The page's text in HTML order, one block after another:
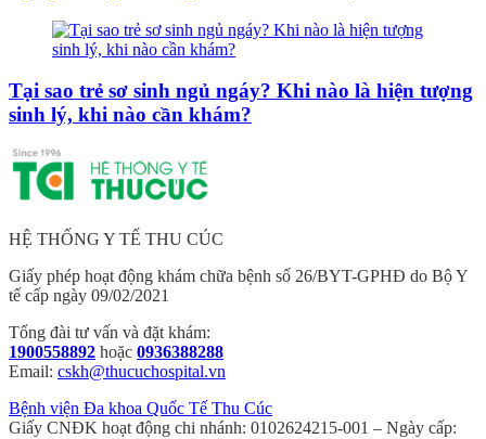
Tại sao trẻ sơ sinh ngủ ngáy? Khi nào là hiện tượng
sinh lý, khi nào cần khám?
HỆ THỐNG Y TẾ THU CÚC
Giấy phép hoạt động khám chữa bệnh số 26/BYT-GPHĐ do Bộ Y
tế cấp ngày 09/02/2021
Tổng đài tư vấn và đặt khám:
1900558892 hoặc 0936388288
Email: cskh@thucuchospital.vn
Bệnh viện Đa khoa Quốc Tế Thu Cúc
Giấy CNĐK hoạt động chi nhánh: 0102624215-001 – Ngày cấp: